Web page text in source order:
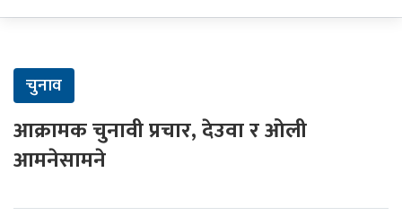
चुनाव
आक्रामक चुनावी प्रचार, देउवा र ओली
आमनेसामने